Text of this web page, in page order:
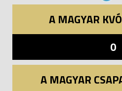
A MAGYAR
0
A MAGYAR